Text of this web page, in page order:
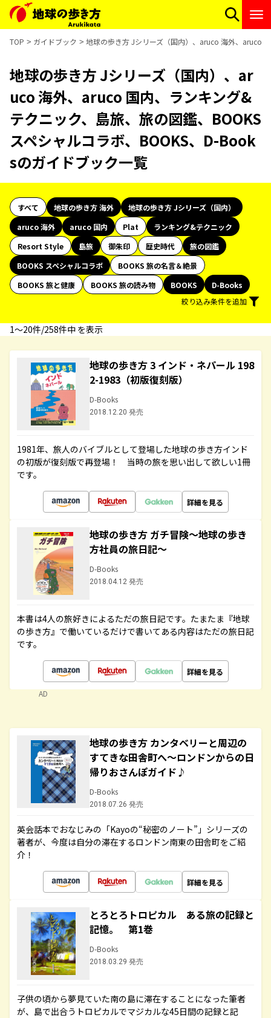
TOP ガイドブック 地球の歩き方 Jシリーズ（国内）、aruco 海外、aruco
地球の歩き方 Jシリーズ（国内）、ar
uco 海外、aruco 国内、ランキング&
テクニック、島旅、旅の図鑑、BOOKS
スペシャルコラボ、BOOKS、D-Book
sのガイドブック一覧
すべて 地球の歩き方 海外
地球の歩き方 Jシリーズ（国内）
aruco 海外
aruco 国内 Plat
ランキング&テクニック
Resort Style
島旅 御朱印 歴史時代
旅の図鑑
BOOKS スペシャルコラボ
BOOKS 旅の名言＆絶景
BOOKS 旅と健康
BOOKS 旅の読み物 BOOKS
D-Books
絞り込み条件を追加
1〜20件/258件中 を表示
地球の歩き方 3 インド・ネパール 198
2-1983（初版復刻版）
D-Books
2018.12.20 発売
1981年、旅人のバイブルとして登場した地球の歩き方インド
の初版が復刻版で再登場！ 当時の旅を思い出して欲しい1冊
です。
詳細を見る
地球の歩き方 ガチ冒険～地球の歩き
方社員の旅日記～
D-Books
2018.04.12 発売
本書は4人の旅好きによるただの旅日記です。たまたま『地球
の歩き方』で働いているだけで書いてある内容はただの旅日記
です。
詳細を見る
AD
地球の歩き方 カンタベリーと周辺の
すてきな田舎町へ～ロンドンからの日
帰りおさんぽガイド♪
D-Books
2018.07.26 発売
英会話本でおなじみの「Kayoの“秘密のノート”」シリーズの
著者が、今度は自分の滞在するロンドン南東の田舎町をご紹
介！
詳細を見る
とろとろトロピカル ある旅の記録と
記憶。 第1巻
D-Books
2018.03.29 発売
子供の頃から夢見ていた南の島に滞在することになった筆者
が、島で出合うトロピカルでマジカルな45日間の記録と記